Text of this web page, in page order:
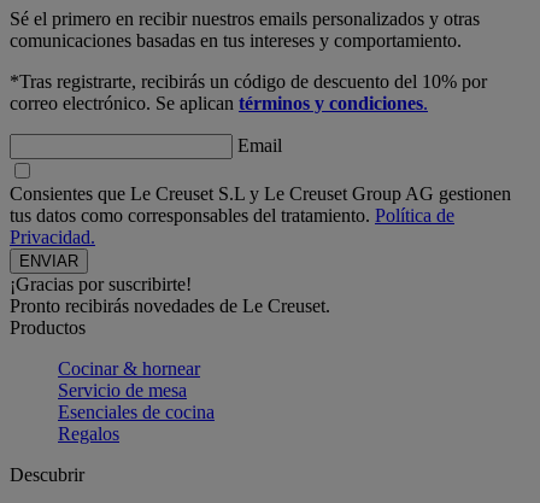
Sé el primero en recibir nuestros emails personalizados y otras
comunicaciones basadas en tus intereses y comportamiento.
*Tras registrarte, recibirás un código de descuento del 10% por
correo electrónico. Se aplican términos y condiciones.
Email
Consientes que Le Creuset S.L y Le Creuset Group AG gestionen
tus datos como corresponsables del tratamiento. Política de
Privacidad.
¡Gracias por suscribirte!
Pronto recibirás novedades de Le Creuset.
Productos
Cocinar & hornear
Servicio de mesa
Esenciales de cocina
Regalos
Descubrir